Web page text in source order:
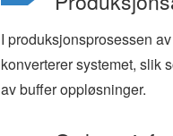
I produksjonsprosessen
konverterer systemet, slik
av buffer oppløsninger.